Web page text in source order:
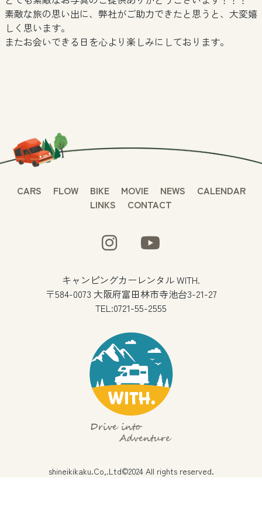
素敵な旅の思い出に、弊社がご助力できたと思うと、大変嬉
しく思います。
またお会いできる日を心より楽しみにしております。
CARS FLOW BIKE MOVIE NEWS
CALENDAR
LINKS
CONTACT
キャンピングカーレンタル WITH.
〒584-0073 大阪府富田林市寺池台3-21-27
TEL:0721-55-2555
shineikikaku.Co,.Ltd©2024 All rights reserved.